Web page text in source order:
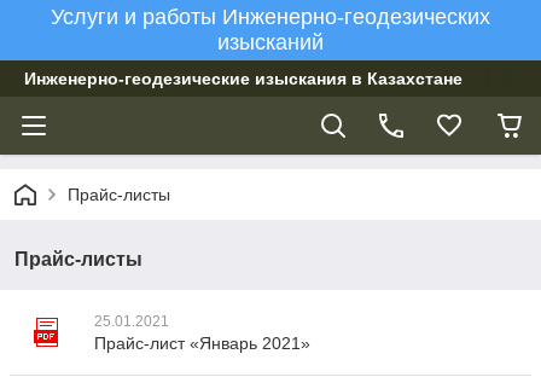
Услуги и работы Инженерно-геодезических
изысканий
Инженерно-геодезические изыскания в Казахстане
Прайс-листы
Прайс-листы
25.01.2021
Прайс-лист «Январь 2021»